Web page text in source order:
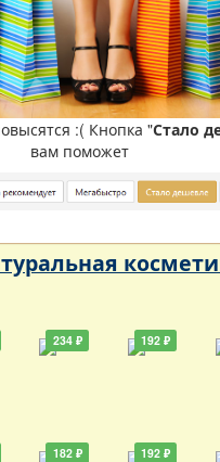
:( Кнопка "Стало
вам поможет
234 ₽
182 ₽
192 ₽
192 ₽